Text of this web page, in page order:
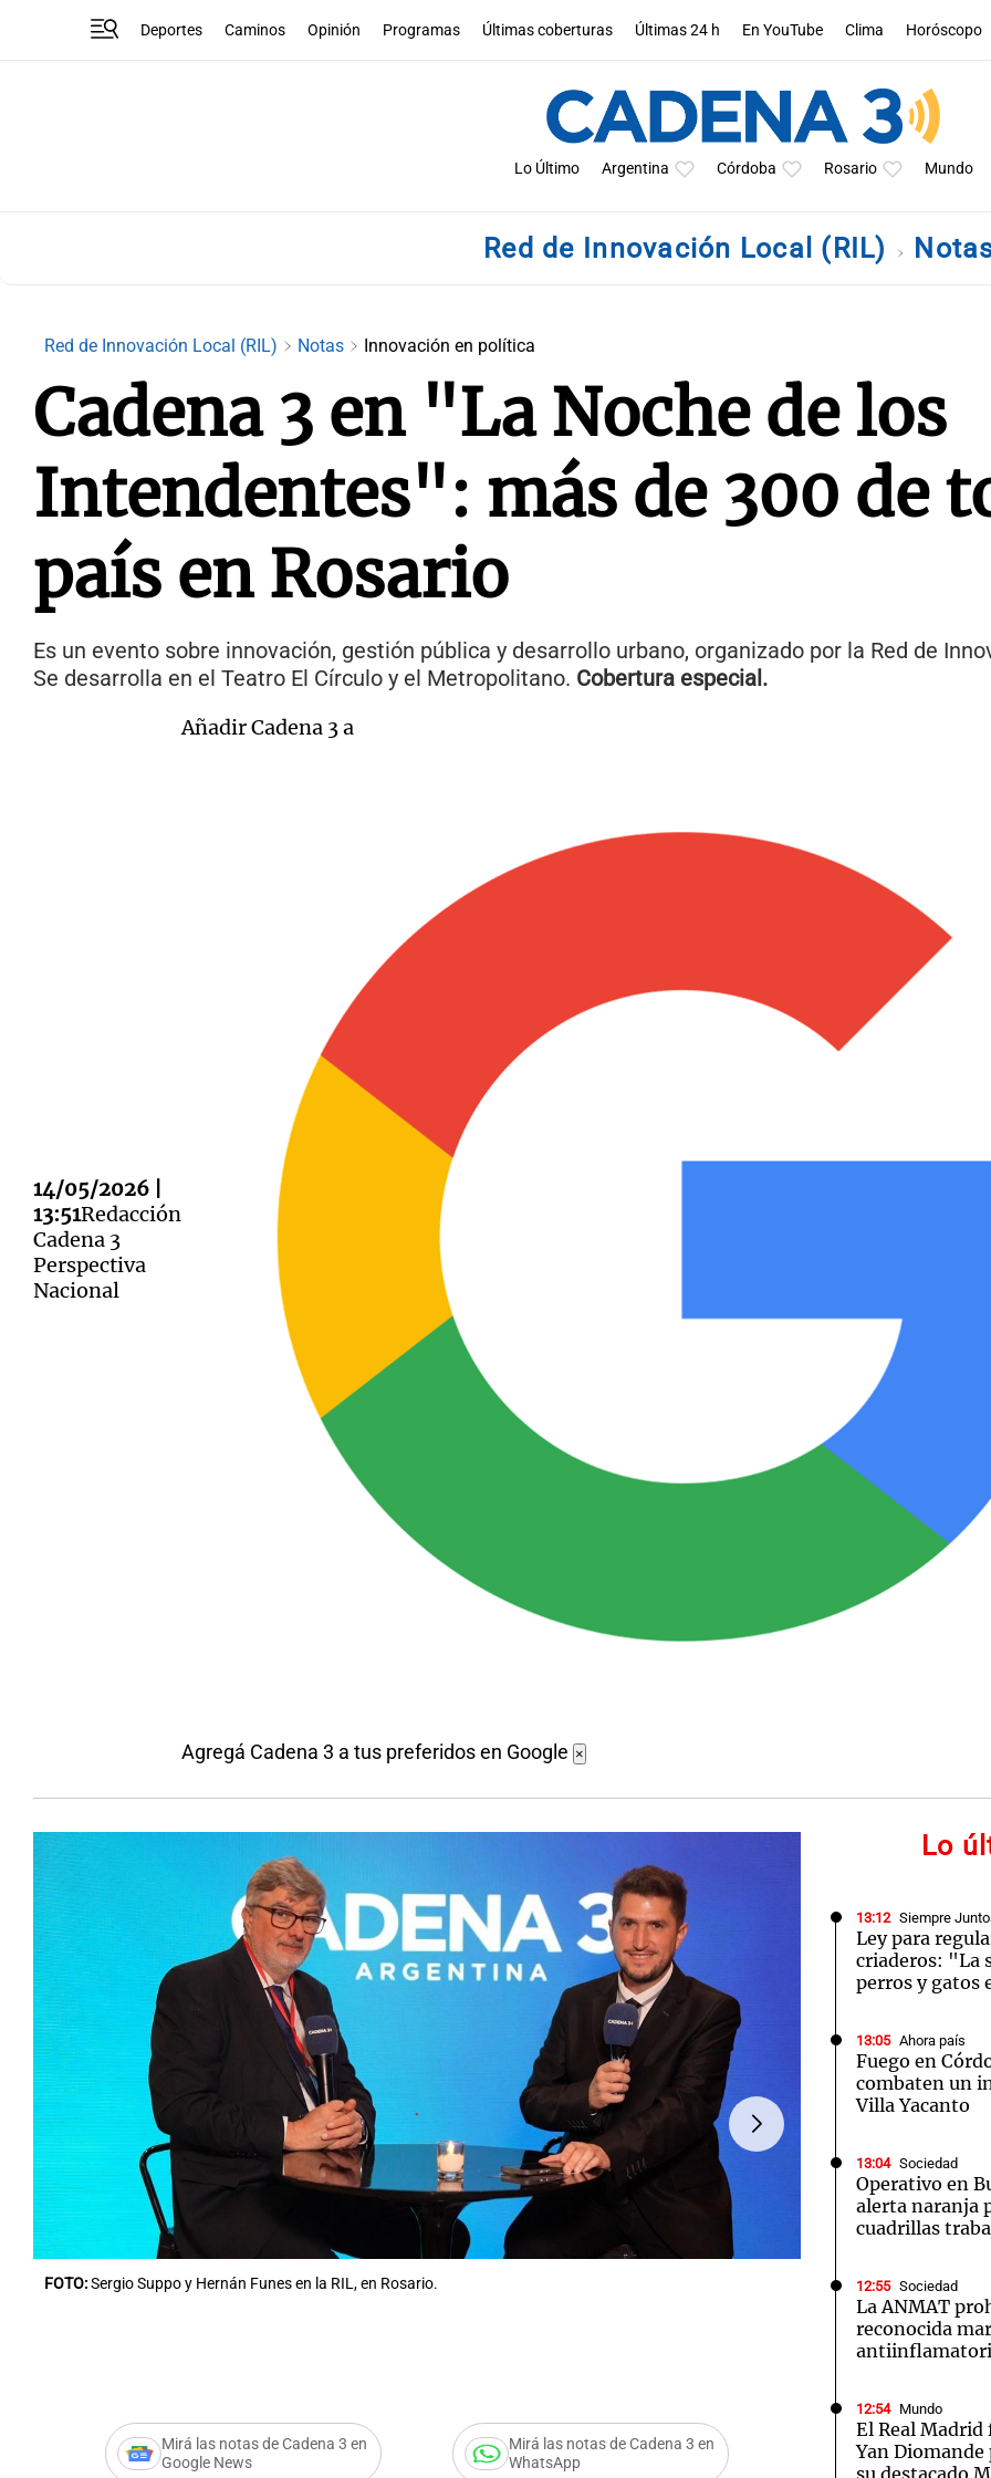
Deportes Caminos Opinión Programas Últimas coberturas Últimas 24 h En YouTube Clima Horóscopo
Lo Último Argentina Córdoba Rosario Mundo
Red de Innovación Local (RIL)
Red de Innovación Local (RIL) Notas Innovación en política
Cadena 3 en "La Noche de los
Intendentes": más de 300 de
país en Rosario
Es un evento sobre innovación, gestión pública y desarrollo urbano, organizado por la Red de
Se desarrolla en el Teatro El Círculo y el Metropolitano. Cobertura especial.
14/05/2026 |
13:51Redacción
Cadena 3
Perspectiva
Nacional
Añadir Cadena 3 a
Agregá Cadena 3 a tus preferidos en Google ×
FOTO:Sergio Suppo y Hernán Funes en la RIL, en Rosario.
Mirá las notas de Cadena 3 en
Google News
Mirá las notas de Cadena 3 en
WhatsApp
Lo
13:12 Siempre
Ley para
criaderos: "La
perros y gatos
13:05 Ahora país
Fuego en
combaten un
Villa Yacanto
13:04 Sociedad
Operativo en
alerta naranja
cuadrillas
12:55 Sociedad
La ANMAT
reconocida
12:54 Mundo
El Real
Yan
su destacado
Editorial
Notas
Mundial 2026 La Sole en Cadena 3 Cadena 3